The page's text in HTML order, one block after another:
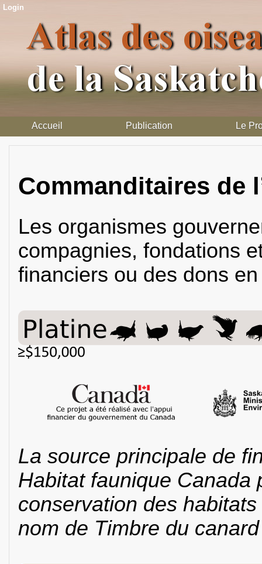
Login
Accueil Publication Le
Commanditaires de
Les organismes
compagnies, fondations
financiers ou des dons
La source principale de
Habitat faunique Canada
conservation des
nom de Timbre du